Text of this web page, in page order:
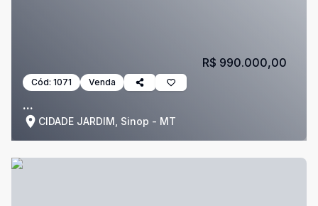
Cód: 1071 Venda
...
CIDADE JARDIM, Sinop - MT
R$ 990.000,00